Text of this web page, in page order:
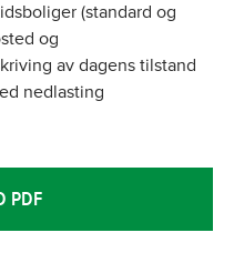
(standard og
og
av dagens tilstand
nedlasting
PDF